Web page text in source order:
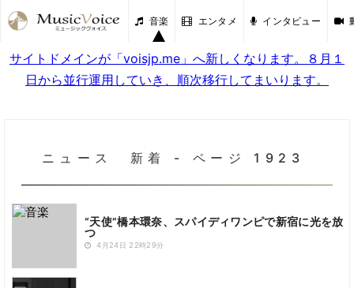
音楽 エンタメ インタビュー
サイトドメインが「voisjp.me」へ新しくなります。８月１
日から並行運用していき、順次移行してまいります。
ニュース 新着 - ページ 1923
“天使”橋本環奈、スパイディワンピで新宿に光を放
つ
4月24日 22時29分